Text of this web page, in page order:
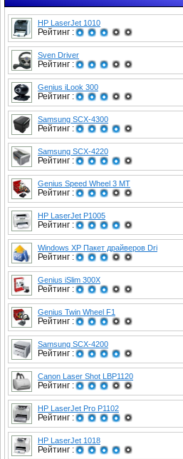
HP LaserJet 1010
Рейтинг :
Sven Driver
Рейтинг :
Genius iLook 300
Рейтинг :
Samsung SCX-4300
Рейтинг :
Samsung SCX-4220
Рейтинг :
Genius Speed Wheel 3 MT
Рейтинг :
HP LaserJet P1005
Рейтинг :
Windows XP Пакет драйверов Dri
Рейтинг :
Genius iSlim 300X
Рейтинг :
Genius Twin Wheel F1
Рейтинг :
Samsung SCX-4200
Рейтинг :
Canon Laser Shot LBP1120
Рейтинг :
HP LaserJet Pro P1102
Рейтинг :
HP LaserJet 1018
Рейтинг :